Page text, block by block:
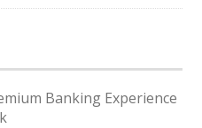
Banking Experience